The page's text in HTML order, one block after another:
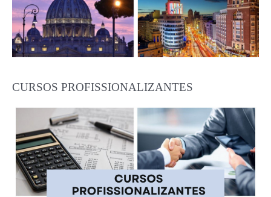
CURSOS PROFISSIONALIZANTES